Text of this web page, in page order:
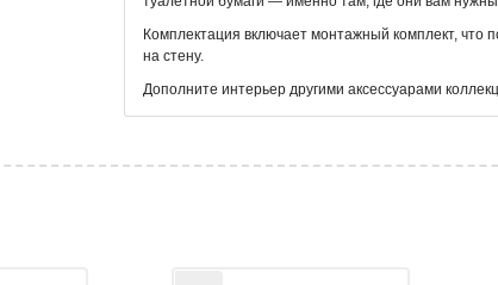
Комплектация включает монтажный комплект, что
на стену.
Дополните интерьер другими аксессуарами